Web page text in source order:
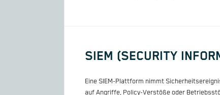
SIEM (SECURITY
Eine SIEM-Plattform nimmt
auf Angriffe, Policy-Verstöße oder